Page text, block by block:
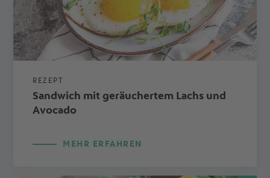
REZEPT
Sandwich mit geräuchertem Lachs und
Avocado
MEHR ERFAHREN